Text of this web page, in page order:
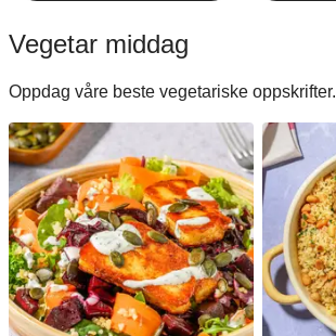
Vegetar middag
Oppdag våre beste vegetariske oppskrifter.